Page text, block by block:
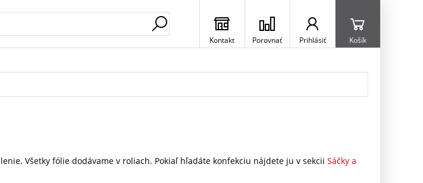
Kontakt Porovnať Prihlásiť Košík
Všetky fólie dodávame v roliach. Pokiaľ hľadáte konfekciu nájdete ju v sekcii Sáčky a